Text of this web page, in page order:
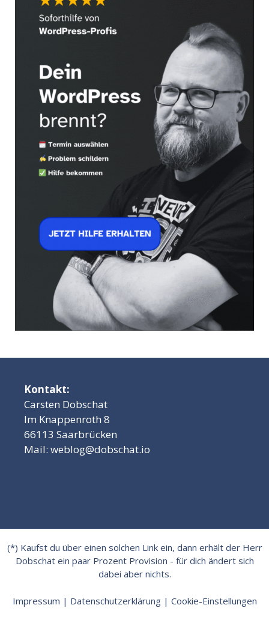
Kontakt:
Carsten Dobschat
Im Knappenroth 8
66113 Saarbrücken
Mail: weblog@dobschat.io
(*) Kaufst du über einen solchen Link ein, dann erhält der Herr
Dobschat ein paar Prozent Provision - für dich ändert sich
dabei aber nichts.
Impressum | Datenschutzerklärung| Cookie-Einstellungen